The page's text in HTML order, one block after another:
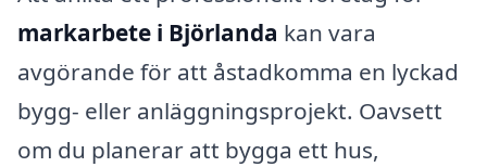
markarbete i Björlanda kan vara
avgörande för att åstadkomma en lyckad
bygg- eller anläggningsprojekt. Oavsett
om du planerar att bygga ett hus,